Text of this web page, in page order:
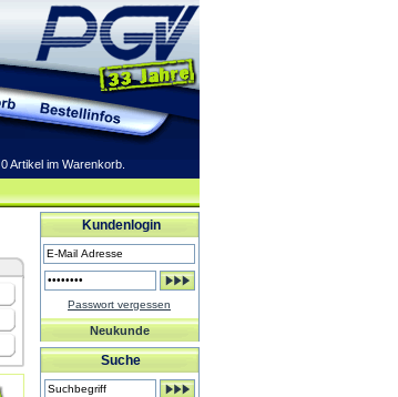
0 Artikel im Warenkorb.
Kundenlogin
Passwort vergessen
Neukunde
Suche